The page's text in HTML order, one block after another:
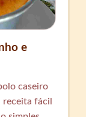
e
caseiro
fácil